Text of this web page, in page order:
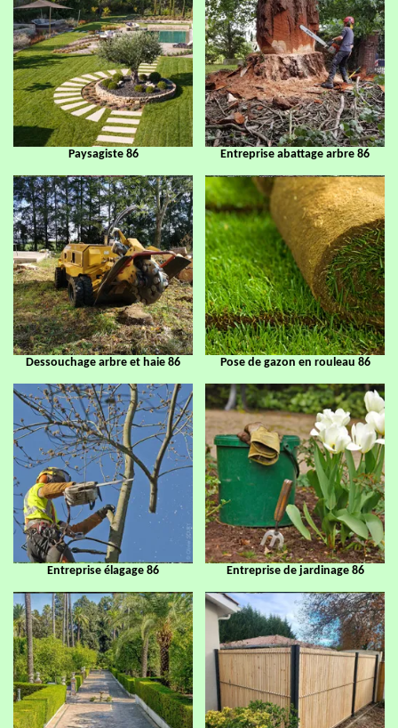
Paysagiste 86 Entreprise abattage arbre 86
Dessouchage arbre et haie 86 Pose de gazon en rouleau 86
Entreprise élagage 86 Entreprise de jardinage 86